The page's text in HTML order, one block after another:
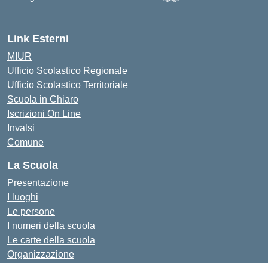
Link Esterni
MIUR
Ufficio Scolastico Regionale
Ufficio Scolastico Territoriale
Scuola in Chiaro
Iscrizioni On Line
Invalsi
Comune
La Scuola
Presentazione
I luoghi
Le persone
I numeri della scuola
Le carte della scuola
Organizzazione